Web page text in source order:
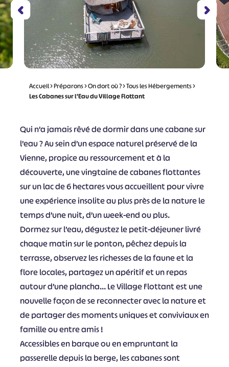
Accueil>Préparons>On dort où ?>Tous les Hébergements>
Les Cabanes sur l’Eau du Village Flottant
Qui n’a jamais rêvé de dormir dans une cabane sur
l’eau ? Au sein d’un espace naturel préservé de la
Vienne, propice au ressourcement et à la
découverte, une vingtaine de cabanes flottantes
sur un lac de 6 hectares vous accueillent pour vivre
une expérience insolite au plus près de la nature le
temps d’une nuit, d’un week-end ou plus.
Dormez sur l’eau, dégustez le petit-déjeuner livré
chaque matin sur le ponton, pêchez depuis la
terrasse, observez les richesses de la faune et la
flore locales, partagez un apéritif et un repas
autour d’une plancha… Le Village Flottant est une
nouvelle façon de se reconnecter avec la nature et
de partager des moments uniques et conviviaux en
famille ou entre amis !
Accessibles en barque ou en empruntant la
passerelle depuis la berge, les cabanes sont